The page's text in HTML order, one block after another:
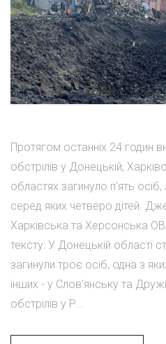
Протягом останніх 24 годин
обстрілів у Донецькій,
областях загинуло п'ять
серед яких четверо дітей.
Харківська та Херсонська
тексту: У Донецькій області
загинули троє осіб, одна з
інших - у Слов'янську та
обстрілів у Р...